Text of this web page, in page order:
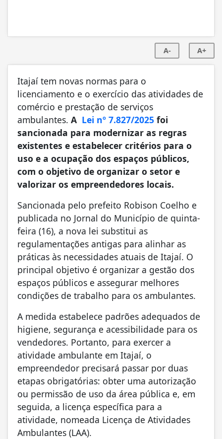
A- A+
Itajaí tem novas normas para o
licenciamento e o exercício das atividades de
comércio e prestação de serviços
ambulantes. A Lei nº 7.827/2025 foi
sancionada para modernizar as regras
existentes e estabelecer critérios para o
uso e a ocupação dos espaços públicos,
com o objetivo de organizar o setor e
valorizar os empreendedores locais.
Sancionada pelo prefeito Robison Coelho e
publicada no Jornal do Município de quinta-
feira (16), a nova lei substitui as
regulamentações antigas para alinhar as
práticas às necessidades atuais de Itajaí. O
principal objetivo é organizar a gestão dos
espaços públicos e assegurar melhores
condições de trabalho para os ambulantes.
A medida estabelece padrões adequados de
higiene, segurança e acessibilidade para os
vendedores. Portanto, para exercer a
atividade ambulante em Itajaí, o
empreendedor precisará passar por duas
etapas obrigatórias: obter uma autorização
ou permissão de uso da área pública e, em
seguida, a licença específica para a
atividade, nomeada Licença de Atividades
Ambulantes (LAA).